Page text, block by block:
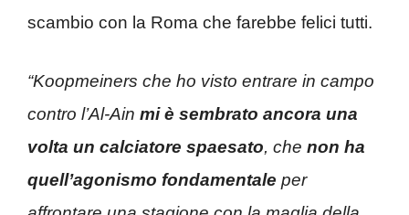
scambio con la Roma che farebbe felici tutti.
“Koopmeiners che ho visto entrare in campo
contro l’Al-Ain mi è sembrato ancora una
volta un calciatore spaesato, che non ha
quell’agonismo fondamentale per